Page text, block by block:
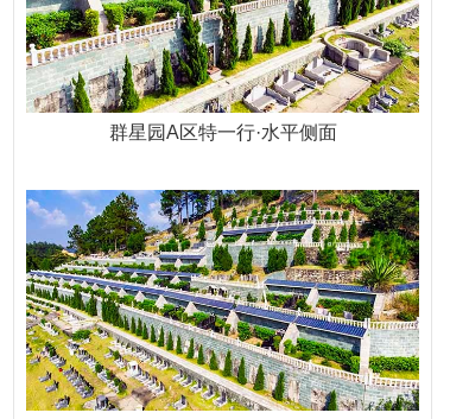
群星园A区特一行·水平侧面